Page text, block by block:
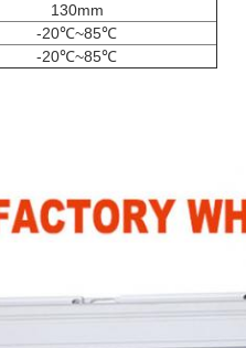
130mm
-20℃~85℃
-20℃~85℃